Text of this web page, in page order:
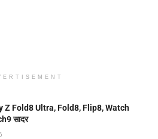
Z Fold8 Ultra, Fold8, Flip8, Watch
सादर